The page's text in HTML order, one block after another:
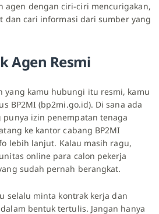
agen dengan ciri-ciri mencurigakan,
dan cari informasi dari sumber yang
Agen Resmi
yang kamu hubungi itu resmi, kamu
BP2MI (bp2mi.go.id). Di sana ada
izin penempatan tenaga
ke kantor cabang BP2MI
lebih lanjut. Kalau masih ragu,
online para calon pekerja
sudah pernah berangkat.
selalu minta kontrak kerja dan
bentuk tertulis. Jangan hanya